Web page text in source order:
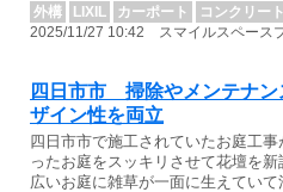
外構
LIXIL カーポート コンクリート
2025/11/27 10:42 スマイルスペース
四日市市 掃除やメンテナン
ザイン性を両立
四日市市で施工されていたお庭工
ったお庭をスッキリさせて花壇を
広いお庭に雑草が一面に生えてい